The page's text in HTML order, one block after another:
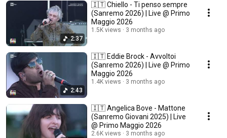
2:37
🇮🇹 Chiello - Ti penso sempre
(Sanremo 2026) | Live @ Primo
Maggio 2026
1.5K views 3 months ago
2:43
🇮🇹 Eddie Brock - Avvoltoi
(Sanremo 2026) | Live @ Primo
Maggio 2026
1.4K views 3 months ago
🇮🇹 Angelica Bove - Mattone
(Sanremo Giovani 2025) | Live
@ Primo Maggio 2026
2.6K views 3 months ago